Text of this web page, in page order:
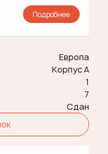
Подробнее
Европа
Корпус А
1
7
Сдан